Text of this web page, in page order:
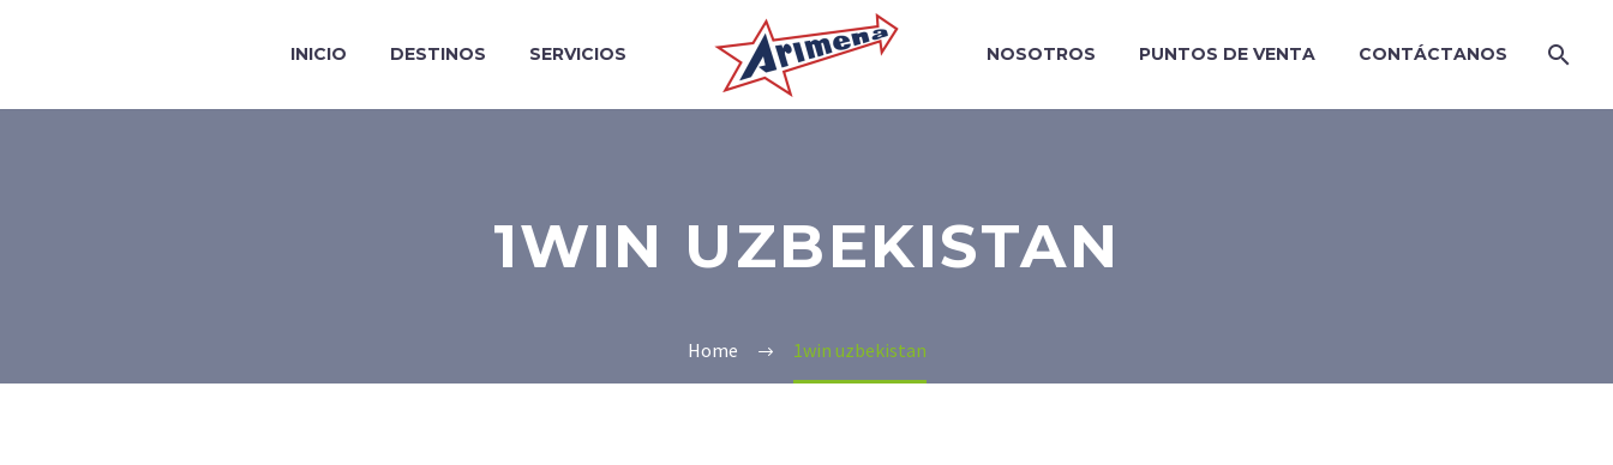
INICIO DESTINOS SERVICIOS NOSOTROS PUNTOS DE VENTA CONTÁCTANOS
1WIN UZBEKISTAN
Home 1win uzbekistan